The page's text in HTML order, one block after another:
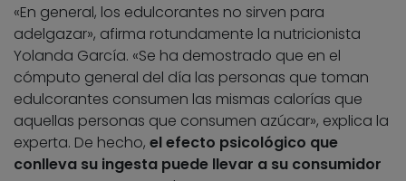
«En general, los edulcorantes no sirven para
adelgazar», afirma rotundamente la nutricionista
Yolanda García. «Se ha demostrado que en el
cómputo general del día las personas que toman
edulcorantes consumen las mismas calorías que
aquellas personas que consumen azúcar», explica la
experta. De hecho, el efecto psicológico que
conlleva su ingesta puede llevar a su consumidor